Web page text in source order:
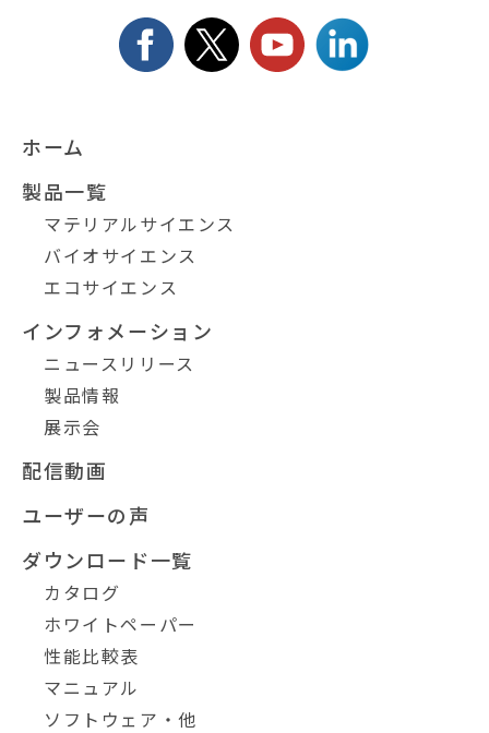
ホーム
製品一覧
マテリアルサイエンス
バイオサイエンス
エコサイエンス
インフォメーション
ニュースリリース
製品情報
展示会
配信動画
ユーザーの声
ダウンロード一覧
カタログ
ホワイトペーパー
性能比較表
マニュアル
ソフトウェア・他